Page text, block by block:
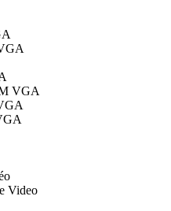
VGA
Video